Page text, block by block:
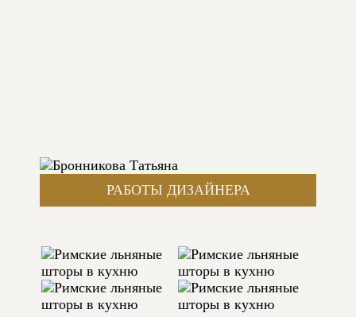
РИМСКИЕ ЛЬНЯНЫЕ ШТОРЫ В КУХНЮ
ТЕГИ:ПОЛОСЫ, КОРИЧНЕВЫЙ, 200 СМ,
МОДЕРН, КУХНЯ
РАБОТЫ ДИЗАЙНЕРА